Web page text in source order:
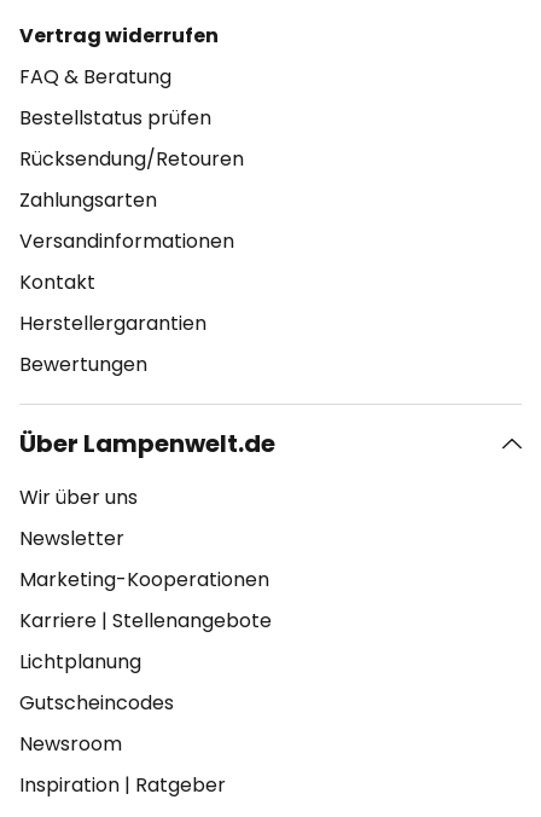
Vertrag widerrufen
FAQ & Beratung
Bestellstatus prüfen
Rücksendung/Retouren
Zahlungsarten
Versandinformationen
Kontakt
Herstellergarantien
Bewertungen
Über Lampenwelt.de
Wir über uns
Newsletter
Marketing-Kooperationen
Karriere | Stellenangebote
Lichtplanung
Gutscheincodes
Newsroom
Inspiration | Ratgeber